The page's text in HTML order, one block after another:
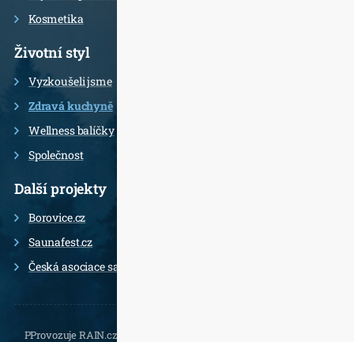
Kosmetika
Životní styl
Vyzkoušeli jsme
Zdravá kuchyně
Wellness balíčky
Společnost
Další projekty
Borovice.cz
Saunafest.cz
Česká asociace saunérů
PProvozuje RAIN.cz, Daliborova 22a, 102 00 Praha 10 - Hostivař,